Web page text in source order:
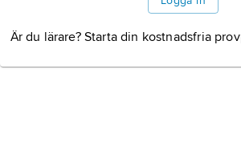
Är du lärare? Starta din kostnadsfria